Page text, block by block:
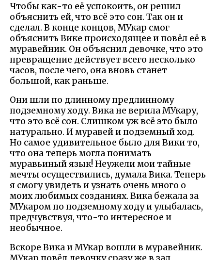
Чтобы как-то её успокоить, он решил
объяснить ей, что всё это сон. Так он и
сделал. В конце концов, МУкар смог
объяснить Вике происходящее и повёл её в
муравейник. Он объяснил девочке, что это
превращение действует всего несколько
часов, после чего, она вновь станет
большой, как раньше.
Они шли по длинному предлинному
подземному ходу. Вика не верила МУкару,
что это всё сон. Слишком уж всё это было
натурально. И муравей и подземный ход.
Но самое удивительное было для Вики то,
что она теперь могла понимать
муравьиный язык! Неужели мои тайные
мечты осуществились, думала Вика. Теперь
я смогу увидеть и узнать очень много о
моих любимых созданиях. Вика бежала за
МУкаром по подземному ходу и улыбалась,
предчувствуя, что-то интересное и
необычное.
Вскоре Вика и МУкар вошли в муравейник.